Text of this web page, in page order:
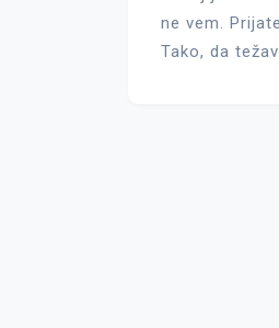
ne vem.
Tako, da